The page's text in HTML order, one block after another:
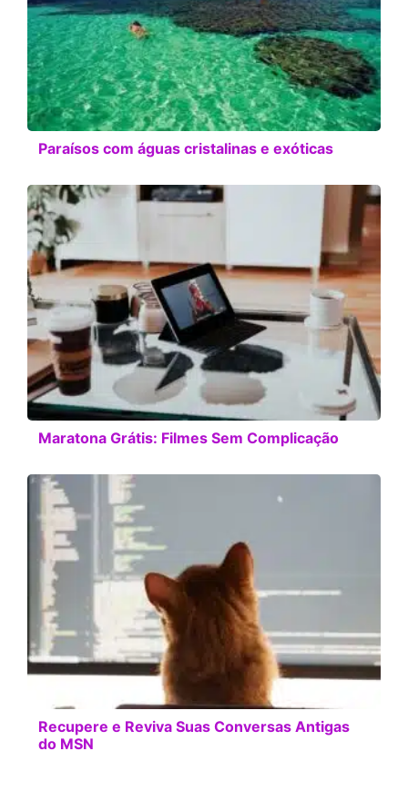
Paraísos com águas cristalinas e exóticas
Maratona Grátis: Filmes Sem Complicação
Recupere e Reviva Suas Conversas Antigas
do MSN